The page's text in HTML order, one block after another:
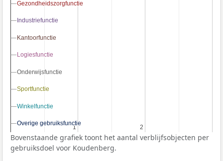
1
1 2
2
Gezondheidszorgfunctie
Gezondheidszorgfunctie
Industriefunctie
Industriefunctie
Kantoorfunctie
Kantoorfunctie
Logiesfunctie
Logiesfunctie
Onderwijsfunctie
Onderwijsfunctie
Sportfunctie
Sportfunctie
Winkelfunctie
Winkelfunctie
Overige gebruiksfunctie
Overige gebruiksfunctie
Bovenstaande grafiek toont het aantal verblijfsobjecten per
gebruiksdoel voor Koudenberg.